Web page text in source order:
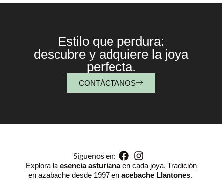
Estilo que perdura:
descubre y adquiere la joya
perfecta.
CONTÁCTANOS
Síguenos en:
Explora la esencia asturianaen cada joya. Tradición
en azabache desde 1997 en acebache Llantones.